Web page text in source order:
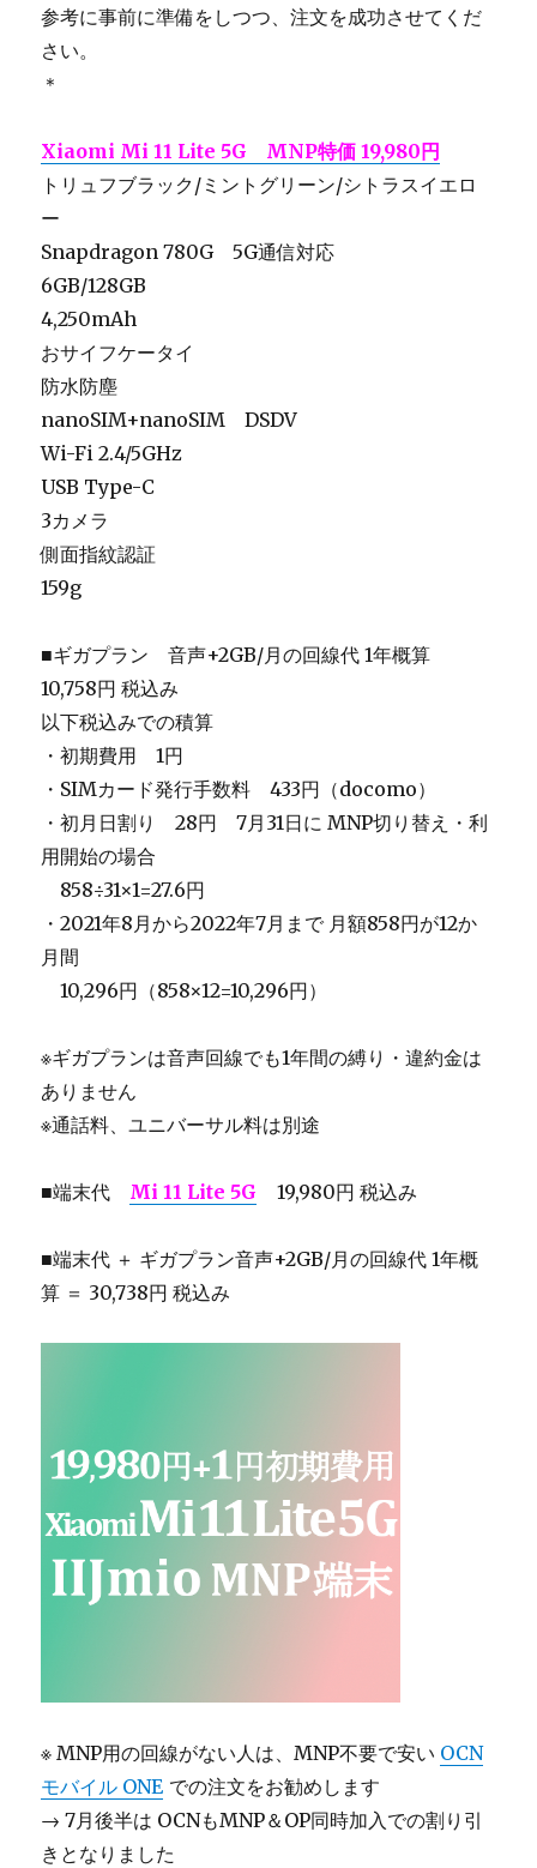
参考に事前に準備をしつつ、注文を成功させてくだ
さい。
＊
Xiaomi Mi 11 Lite 5G MNP特価 19,980円
トリュフブラック/ミントグリーン/シトラスイエロ
ー
Snapdragon 780G 5G通信対応
6GB/128GB
4,250mAh
おサイフケータイ
防水防塵
nanoSIM+nanoSIM DSDV
Wi-Fi 2.4/5GHz
USB Type-C
3カメラ
側面指紋認証
159g
■ギガプラン 音声+2GB/月の回線代 1年概算
10,758円 税込み
以下税込みでの積算
・初期費用 1円
・SIMカード発行手数料 433円（docomo）
・初月日割り 28円 7月31日に MNP切り替え・利
用開始の場合
858÷31×1=27.6円
・2021年8月から2022年7月まで 月額858円が12か
月間
＿10,296円（858×12=10,296円）
※ギガプランは音声回線でも1年間の縛り・違約金は
ありません
※通話料、ユニバーサル料は別途
■端末代 Mi 11 Lite 5G 19,980円 税込み
■端末代 ＋ ギガプラン音声+2GB/月の回線代 1年概
算 ＝ 30,738円 税込み
※ MNP用の回線がない人は、MNP不要で安い OCN
モバイル ONE での注文をお勧めします
→ 7月後半は OCNもMNP＆OP同時加入での割り引
きとなりました